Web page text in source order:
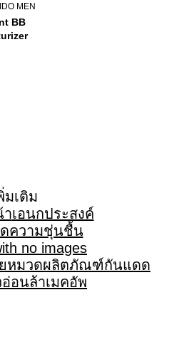
MEN
BB
มเติม
าเอนกประสงค์
ความชุ่นชื้น
no images
หมวดผลิตภัณฑ์กันแดด
อนล้าเมคอัพ